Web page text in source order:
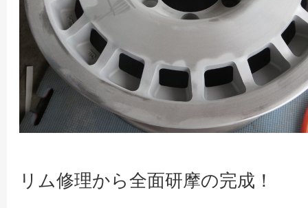
リム修理から全面研摩の完成！